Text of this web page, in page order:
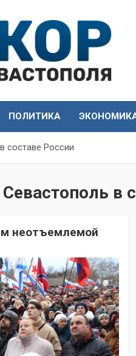
ПОЛИТИКА
составе России
в
неотъемлемой